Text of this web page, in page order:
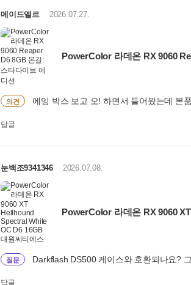
메이드엘르 2026.07.27.
PowerColor 라데온 RX 9060
의견 에잉 박스 보고 오! 하면서 들어왔는데 본
답글
눈백조9341346 2026.07.08.
PowerColor 라데온 RX 9060
질문 Darkflash DS500 케이스와 호환되나요?
답글